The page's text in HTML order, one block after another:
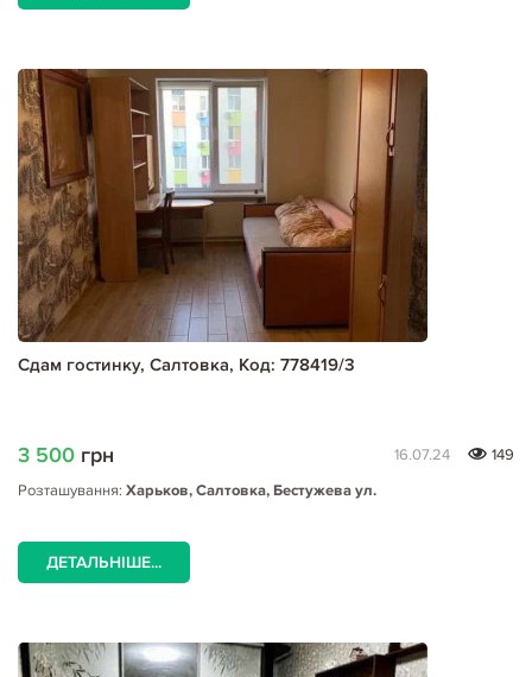
Сдам гостинку, Салтовка, Код: 778419/3
3 500 грн 16.07.24
149
Розташування: Харьков, Салтовка, Бестужева ул.
ДЕТАЛЬНІШЕ...